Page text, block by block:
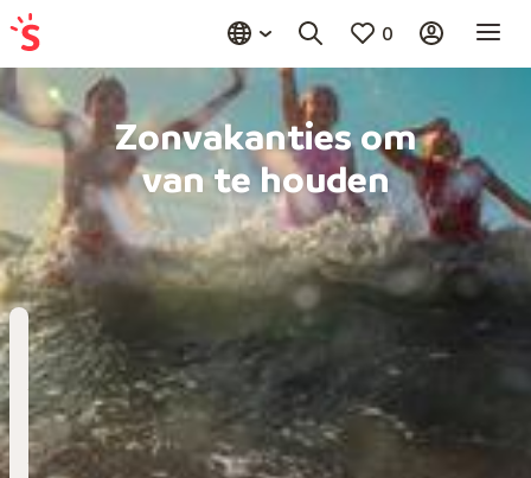
0
Zonvakanties om
van te houden
Bestemming
Kies bestemming
Wanneer
Vertrekdatum